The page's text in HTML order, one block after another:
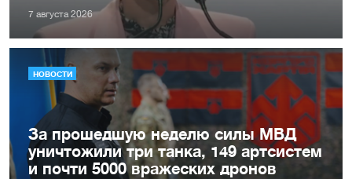
7 августа 2026
НОВОСТИ
За прошедшую неделю силы МВД
уничтожили три танка, 149 артсистем
и почти 5000 вражеских дронов